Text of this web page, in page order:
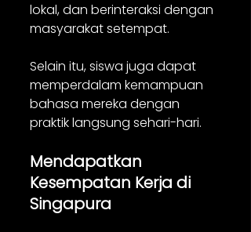
lokal, dan berinteraksi dengan
masyarakat setempat.
Selain itu, siswa juga dapat
memperdalam kemampuan
bahasa mereka dengan
praktik langsung sehari-hari.
Mendapatkan
Kesempatan Kerja di
Singapura